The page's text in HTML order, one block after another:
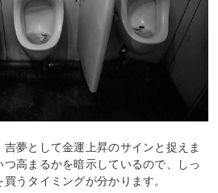
夢として金運上昇のサインと捉えま
高まるかを暗示しているので、しっ
うタイミングが分かります。